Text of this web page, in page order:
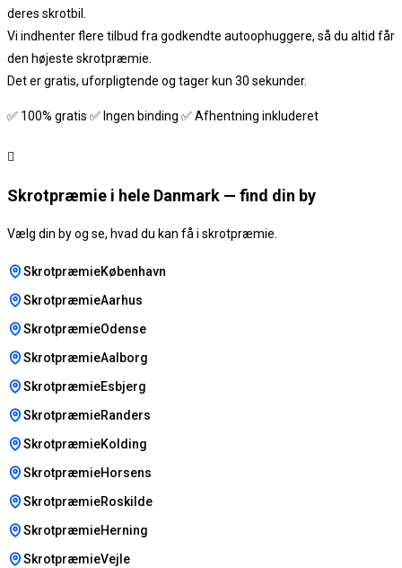
deres skrotbil.
Vi indhenter flere tilbud fra godkendte autoophuggere, så du altid får
den højeste skrotpræmie.
Det er gratis, uforpligtende og tager kun 30 sekunder.
✅ 100% gratis ✅ Ingen binding ✅ Afhentning inkluderet
Skrotpræmie i hele Danmark — find din by
Vælg din by og se, hvad du kan få i skrotpræmie.
SkrotpræmieKøbenhavn
SkrotpræmieAarhus
SkrotpræmieOdense
SkrotpræmieAalborg
SkrotpræmieEsbjerg
SkrotpræmieRanders
SkrotpræmieKolding
SkrotpræmieHorsens
SkrotpræmieRoskilde
SkrotpræmieHerning
SkrotpræmieVejle